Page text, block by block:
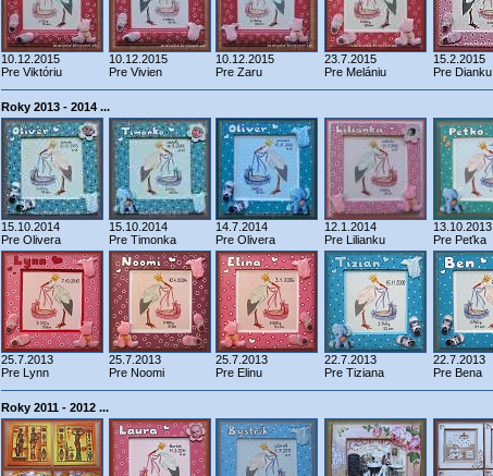
10.12.2015
Pre Viktóriu
10.12.2015
Pre Vivien
10.12.2015
Pre Zaru
23.7.2015
Pre Melániu
15.2.2015
Pre Dianku
Roky 2013 - 2014 ...
15.10.2014
Pre Olivera
15.10.2014
Pre Timonka
14.7.2014
Pre Olivera
12.1.2014
Pre Lilianku
13.10.2013
Pre Peťka
25.7.2013
Pre Lynn
25.7.2013
Pre Noomi
25.7.2013
Pre Elinu
22.7.2013
Pre Tiziana
22.7.2013
Pre Bena
Roky 2011 - 2012 ...